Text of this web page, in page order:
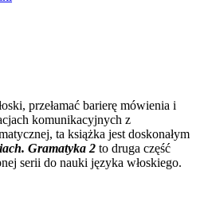
przełamać barierę mówienia i
komunikacyjnych z
ta książka jest doskonałym
Gramatyka 2 to druga część
serii do nauki języka włoskiego.